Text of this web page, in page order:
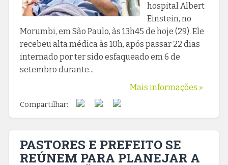
hospital Albert
Einstein, no
Morumbi, em São Paulo, às 13h45 de hoje (29). Ele
recebeu alta médica às 10h, após passar 22 dias
internado por ter sido esfaqueado em 6 de
setembro durante...
Mais informações »
Compartilhar:
PASTORES E PREFEITO SE
REÚNEM PARA PLANEJAR A